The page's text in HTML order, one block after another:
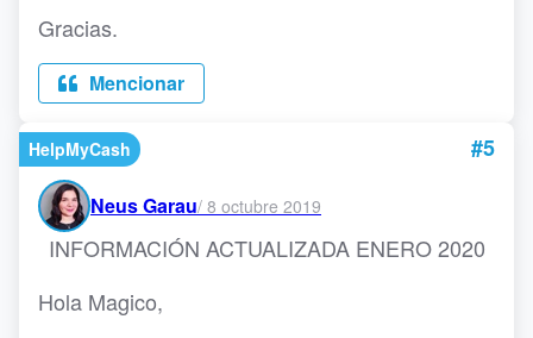
Gracias.
Mencionar
HelpMyCash #5
Neus Garau/ 8 octubre 2019
INFORMACIÓN ACTUALIZADA ENERO 2020
Hola Magico,